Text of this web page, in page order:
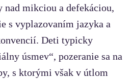
nad mikciou a defekáciou,
s vyplazovaním jazyka a
Deti typicky
úsmev“, pozeranie sa na
s ktorými však v útlom